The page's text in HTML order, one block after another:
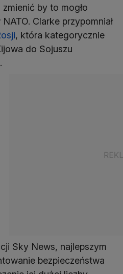
by to mogło
Clarke przypomniał
, która kategorycznie
do Sojuszu
Sky News, najlepszym
bezpieczeństwa